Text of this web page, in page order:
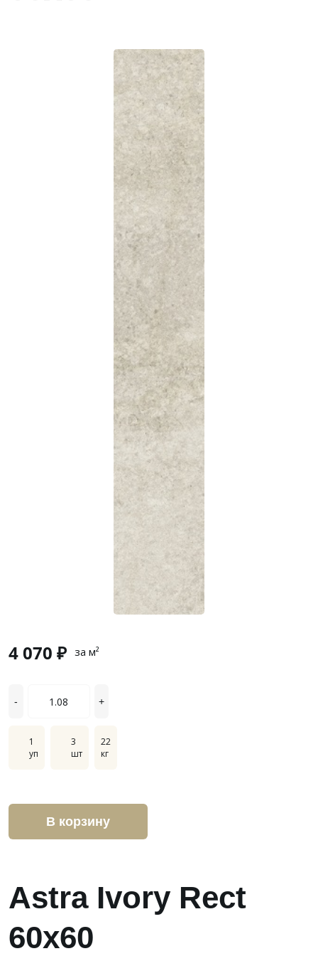
Astra Ivory Rect
60x60
4 070 ₽ за м²
- +
1
уп
3
шт
22
кг
В корзину